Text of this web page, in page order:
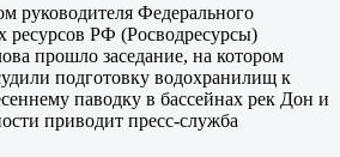
руководителя Федерального
ресурсов РФ (Росводресурсы)
прошло заседание, на котором
подготовку водохранилищ к
паводку в бассейнах рек Дон и
приводит пресс-служба